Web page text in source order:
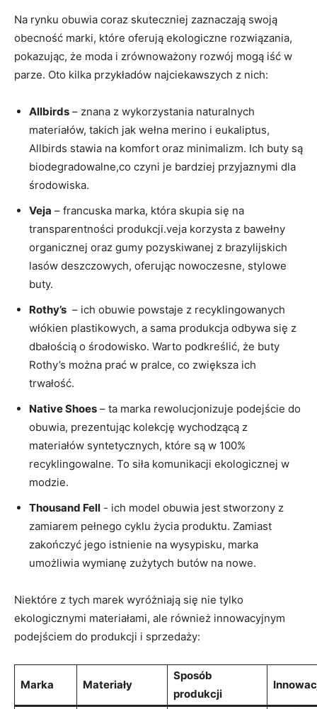
Na rynku⁤ obuwia⁢ coraz skuteczniej zaznaczają swoją
obecność⁤ marki, które oferują ​ekologiczne rozwiązania,
pokazując, że moda i zrównoważony rozwój mogą ⁣iść w
parze. ‍Oto kilka przykładów najciekawszych z ‍nich:
Allbirds – znana z⁣ wykorzystania‌ naturalnych
⁢materiałów, ‌takich ​jak ⁢wełna merino i eukaliptus,​
Allbirds stawia na komfort oraz minimalizm. ⁣Ich buty są
biodegradowalne,co czyni je bardziej przyjaznymi dla
środowiska.
Veja – francuska‌ marka, ⁣która skupia‌ się na
transparentności produkcji.veja ⁢korzysta⁢ z bawełny
‌organicznej oraz gumy pozyskiwanej z brazylijskich
lasów deszczowych,‍ oferując nowoczesne, ⁣stylowe
⁢buty.
Rothy’s ‌ – ‌ich obuwie powstaje ​z recyklingowanych ​
włókien plastikowych, a sama produkcja odbywa‍ się ⁢z
dbałością o środowisko.⁣ Warto podkreślić,⁢ że buty
Rothy’s‍ można​ prać w pralce,​ co zwiększa ich
⁢trwałość.
Native ‍Shoes – ta marka rewolucjonizuje podejście do
obuwia, prezentując kolekcję wychodzącą z
materiałów syntetycznych, które ⁣są‍ w 100%
recyklingowalne. To siła ⁢komunikacji ekologicznej w
modzie.
Thousand Fell -‍ ich model obuwia ⁤jest stworzony‌ z
zamiarem pełnego cyklu​ życia produktu. Zamiast ​
zakończyć jego istnienie​ na wysypisku, marka‌
umożliwia ⁢wymianę zużytych butów na nowe.
Niektóre z tych marek wyróżniają ⁣się nie tylko
ekologicznymi materiałami, ale również innowacyjnym
podejściem ⁢do produkcji i sprzedaży:
Marka Materiały
Sposób
produkcji